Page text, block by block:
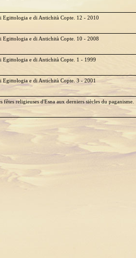
Egittologia e di Antichità Copte. 12 - 2010
Egittologia e di Antichità Copte. 10 - 2008
Egittologia e di Antichità Copte. 1 - 1999
Egittologia e di Antichità Copte. 3 - 2001
fêtes religieuses d'Esna aux derniers siècles du paganisme.